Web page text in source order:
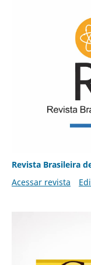
Revista Brasileira
Acessar revista